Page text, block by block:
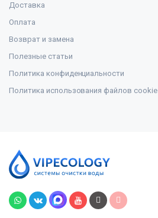
Доставка
Оплата
Возврат и замена
Полезные статьи
Политика конфиденциальности
Политика использования файлов cookie